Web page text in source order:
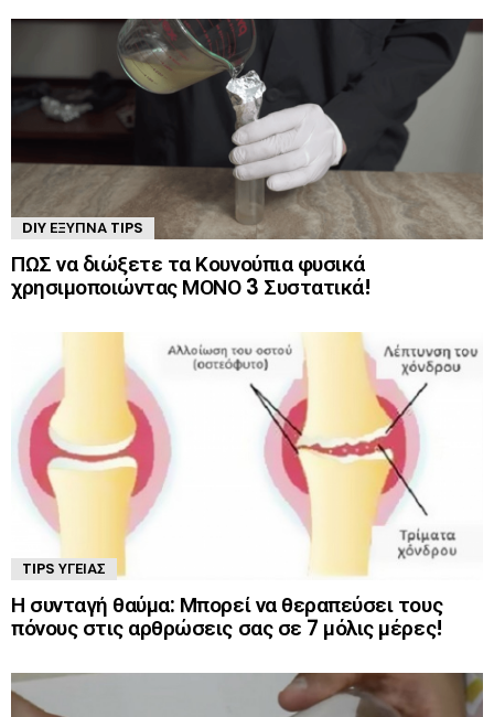
DIY ΈΞΥΠΝΑ TIPS
ΠΩΣ να διώξετε τα Κουνούπια φυσικά
χρησιμοποιώντας ΜΟΝΟ 3 Συστατικά!
TIPS ΥΓΕΊΑΣ
Η συνταγή θαύμα: Μπορεί να θεραπεύσει τους
πόνους στις αρθρώσεις σας σε 7 μόλις μέρες!